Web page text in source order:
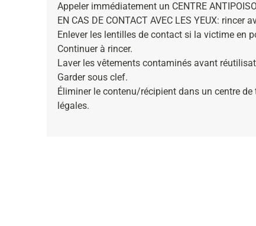
Appeler immédiatement un CENTRE
EN CAS DE CONTACT AVEC LES YEUX:
Enlever les lentilles de contact si la victime en
Continuer à rincer.
Laver les vêtements contaminés avant
Garder sous clef.
Éliminer le contenu/récipient dans un centre
légales.